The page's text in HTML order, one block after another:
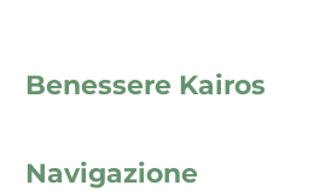
Benessere Kairos
Navigazione